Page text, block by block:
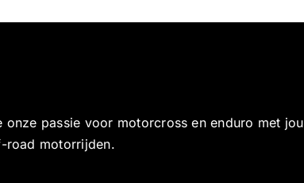
passie voor motorcross en enduro met jou
road motorrijden.